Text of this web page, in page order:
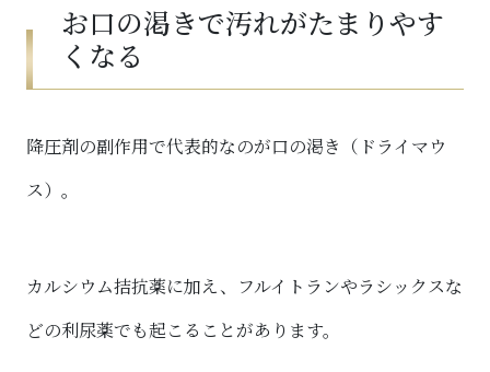
お口の渇きで汚れがたまりやす
くなる
降圧剤の副作用で代表的なのが口の渇き（ドライマウ
ス）。
カルシウム拮抗薬に加え、フルイトランやラシックスな
どの利尿薬でも起こることがあります。